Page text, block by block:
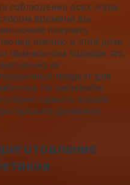
соблюдении всех норм,
времени вы
получать
именно в этой дозе.
правильном подходе это
не
продукт для
Не забывайте
сдавать анализ
динамику